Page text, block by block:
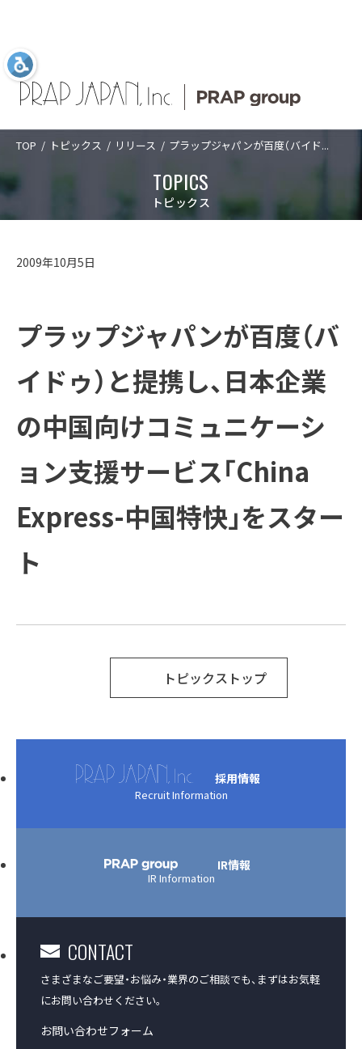
ABOUT US
プラップジャパン
について
パンの特長
ご支援の進め
SERVICES
サービス
COMPANY
企業情報
役員紹介
会社概要
プラップグル
プラップジャ
パンの書籍
受賞歴
TOPICS
新着情報
Language 日本語
プラップジャパンについて
プラップジャパンの特長
ご支援の進め方と主な活動例
業種
課題
ソリューション
SEMINARS
COMPANY
企業情報
企業情報
トップメッセージ
経営理念
役員紹介
アクセス
コーポレートガバナンス
受賞歴
TOPICS 新着情報
新着情報
PRAP PR JOURNAL
IDPR
Recruit
SUSTAINABILITY
IR
Contact
TOP トピックス リリース プラップジャパンが百度（バイド...
TOPICS
トピックス
2009年10月5日
プラップジャパンが百度（バ
イドゥ）と提携し、日本企業
の中国向けコミュニケーシ
ョン支援サービス「China
Express-中国特快」をスター
ト
トピックストップ
採用情報
Recruit Information
IR情報
IR Information
CONTACT
さまざまなご要望・お悩み・業界のご相談でも、 まずはお気軽
にお問い合わせください。
お問い合わせフォーム